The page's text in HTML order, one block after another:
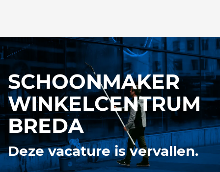
SCHOONMAKER
WINKELCENTRUM
BREDA
Deze vacature is vervallen.